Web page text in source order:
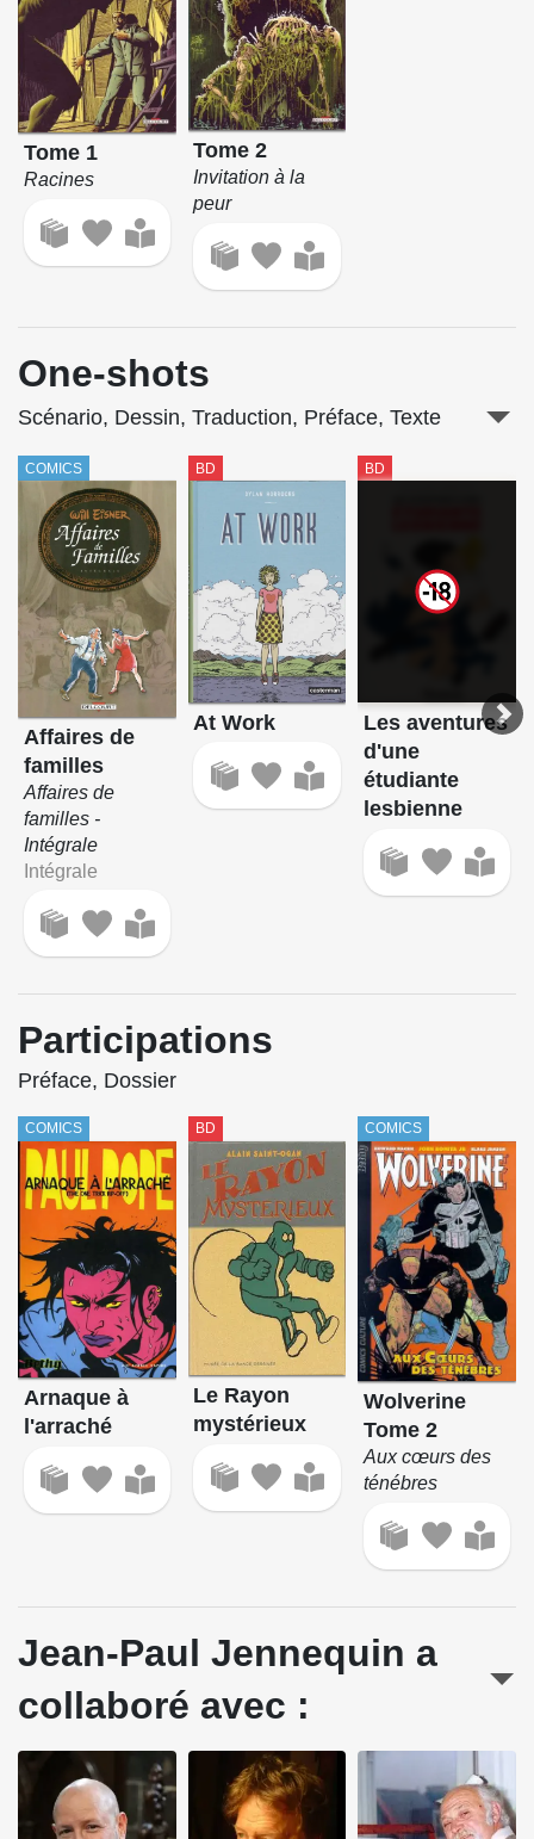
Tome 1
Racines
Tome 2
Invitation à la
peur
One-shots
Scénario, Dessin, Traduction, Préface, Texte
COMICS
Affaires de
familles
Affaires de
familles -
Intégrale
Intégrale
BD
At Work
BD
Les aventures
d'une
étudiante
lesbienne
Participations
Préface, Dossier
COMICS
Arnaque à
l'arraché
BD
Le Rayon
mystérieux
COMICS
Wolverine
Tome 2
Aux cœurs des
ténébres
Jean-Paul Jennequin a
collaboré avec :